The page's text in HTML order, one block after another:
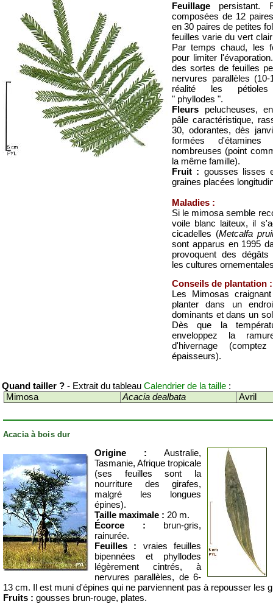
Feuillage persistant.
composées de 12
en 30 paires de petites
feuilles varie du vert
Par temps chaud, les
pour limiter
des sortes de feuilles
nervures parallèles
réalité les
" phyllodes ".
Fleurs pelucheuses,
pâle caractéristique,
30, odorantes, dès
formées
nombreuses (point
la même famille).
Fruit : gousses lisses
graines placées
Maladies :
Si le mimosa semble
voile blanc laiteux, il
cicadelles (Metcalfa
sont apparus en 1995
provoquent des
les cultures
Conseils de plantation :
Les Mimosas
planter dans un
dominants et dans un
Dès que la
enveloppez la
d'hivernage
épaisseurs).
Quand tailler ? - Extrait du tableau Calendrier de la taille :
Mimosa
Acacia dealbata Avril
Acacia à bois dur
Origine : Australie,
Tasmanie, Afrique tropicale
(ses feuilles sont la
nourriture des girafes,
malgré les longues
épines).
Taille maximale : 20 m.
Écorce : brun-gris,
rainurée.
Feuilles : vraies feuilles
bipennées et phyllodes
légèrement cintrés, à
nervures parallèles, de 6-
13 cm. Il est muni d'épines qui ne parviennent pas à repousser les
Fruits : gousses brun-rouge, plates.